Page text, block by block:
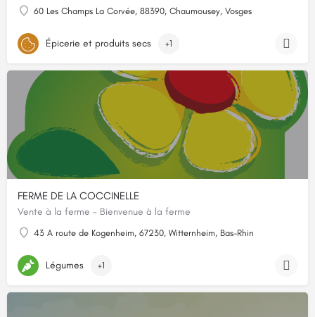
60 Les Champs La Corvée, 88390, Chaumousey, Vosges
Épicerie et produits secs +1
FERME DE LA COCCINELLE
Vente à la ferme - Bienvenue à la ferme
43 A route de Kogenheim, 67230, Witternheim, Bas-Rhin
Légumes +1